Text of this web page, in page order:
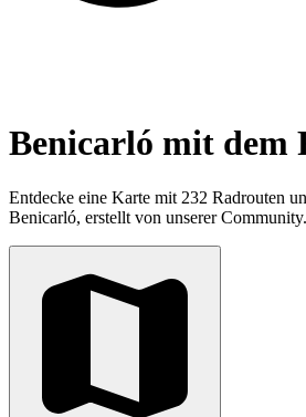
Benicarló mit dem
Entdecke eine Karte mit 232 Radrouten
Benicarló, erstellt von unserer Community.